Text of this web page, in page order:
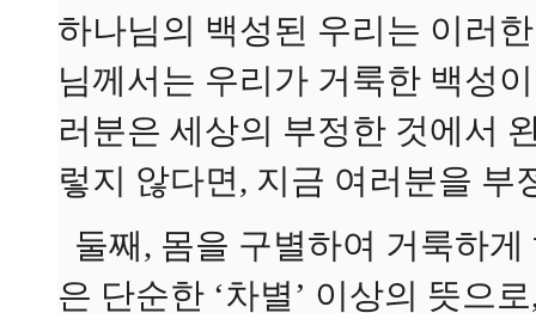
하나님의 백성된 우리는 이러
님께서는 우리가 거룩한 백성
러분은 세상의 부정한 것에서
렇지 않다면, 지금 여러분을 부
둘째, 몸을 구별하여 거룩하게
은 단순한 ‘차별’ 이상의 뜻으